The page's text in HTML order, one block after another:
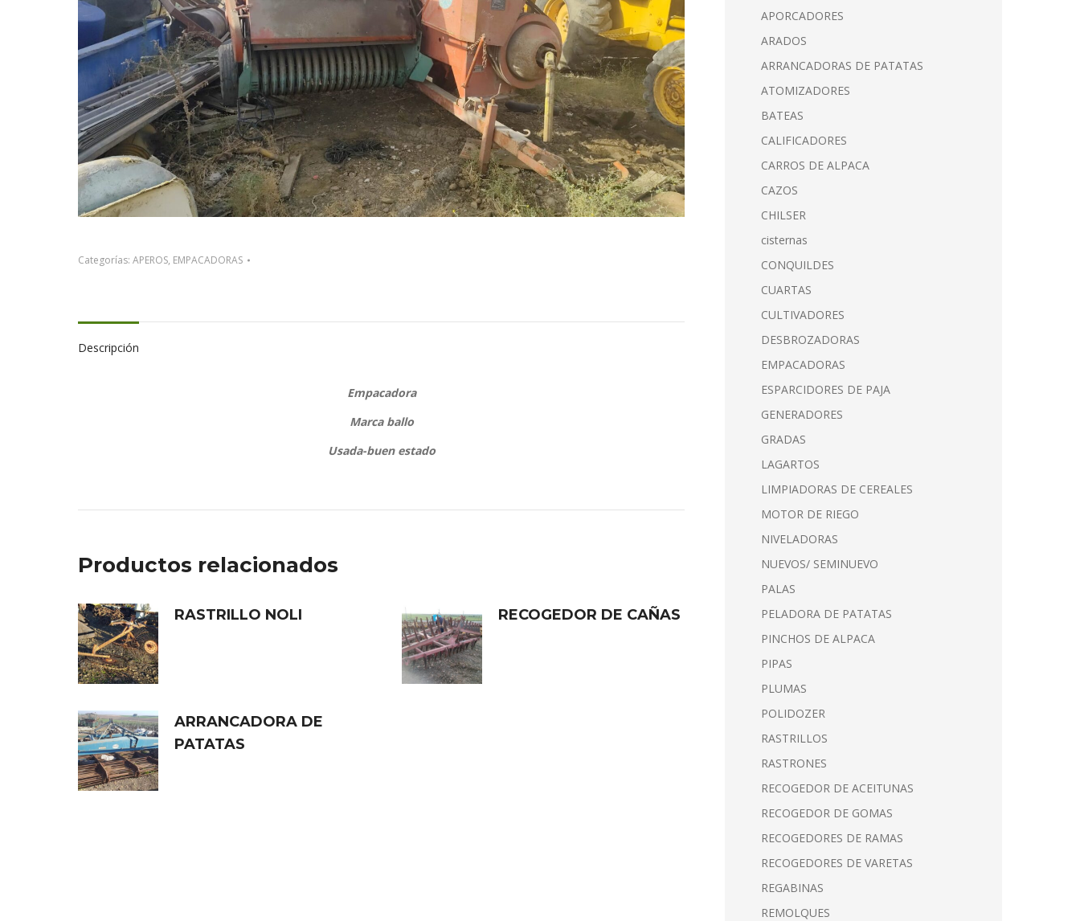
Categorías: APEROS, EMPACADORAS
Descripción
Empacadora
Marca ballo
Usada-buen estado
Productos relacionados
RASTRILLO NOLI RECOGEDOR DE CAÑAS
ARRANCADORA DE
PATATAS
APORCADORES
ARADOS
ARRANCADORAS DE PATATAS
ATOMIZADORES
BATEAS
CALIFICADORES
CARROS DE ALPACA
CAZOS
CHILSER
cisternas
CONQUILDES
CUARTAS
CULTIVADORES
DESBROZADORAS
EMPACADORAS
ESPARCIDORES DE PAJA
GENERADORES
GRADAS
LAGARTOS
LIMPIADORAS DE CEREALES
MOTOR DE RIEGO
NIVELADORAS
NUEVOS/ SEMINUEVO
PALAS
PELADORA DE PATATAS
PINCHOS DE ALPACA
PIPAS
PLUMAS
POLIDOZER
RASTRILLOS
RASTRONES
RECOGEDOR DE ACEITUNAS
RECOGEDOR DE GOMAS
RECOGEDORES DE RAMAS
RECOGEDORES DE VARETAS
REGABINAS
REMOLQUES